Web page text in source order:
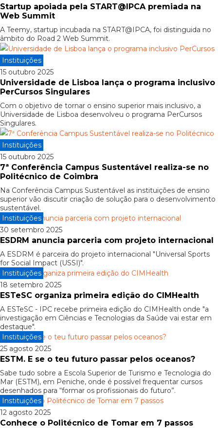
Startup apoiada pela START@IPCA premiada na
Web Summit
A Teemy, startup incubada na START@IPCA, foi distinguida no
âmbito do Road 2 Web Summit.
Instituições
15 outubro 2025
Universidade de Lisboa lança o programa inclusivo
PerCursos Singulares
Com o objetivo de tornar o ensino superior mais inclusivo, a
Universidade de Lisboa desenvolveu o programa PerCursos
Singulares.
Instituições
15 outubro 2025
7ª Conferência Campus Sustentável realiza-se no
Politécnico de Coimbra
Na Conferência Campus Sustentável as instituições de ensino
superior vão discutir criação de solução para o desenvolvimento
sustentável.
Instituições
30 setembro 2025
ESDRM anuncia parceria com projeto internacional
A ESDRM é parceira do projeto internacional "Universal Sports
for Social Impact (USSI)".
Instituições
18 setembro 2025
ESTeSC organiza primeira edição do CIMHealth
A ESTeSC - IPC recebe primeira edição do CIMHealth onde "a
investigação em Ciências e Tecnologias da Saúde vai estar em
destaque".
Instituições
25 agosto 2025
ESTM. E se o teu futuro passar pelos oceanos?
Sabe tudo sobre a Escola Superior de Turismo e Tecnologia do
Mar (ESTM), em Peniche, onde é possível frequentar cursos
desenhados para “formar os profissionais do futuro”.
Instituições
12 agosto 2025
Conhece o Politécnico de Tomar em 7 passos